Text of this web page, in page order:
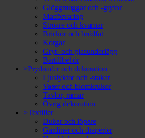
Glöggmuggar och -grytor
Matförvaring
Ströare och kvarnar
Brickor och brödfat
Korgar
Gryt- och glasunderlägg
Bartillbehör
>Prydnader och dekoration
Ljuslyktor och -stakar
Vaser och blomkrukor
Tavlor, ramar
Övrig dekoration
>Textilier
Dukar och löpare
Gardiner och draperier